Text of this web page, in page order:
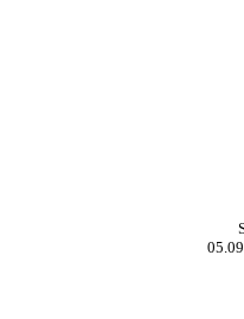
05.09